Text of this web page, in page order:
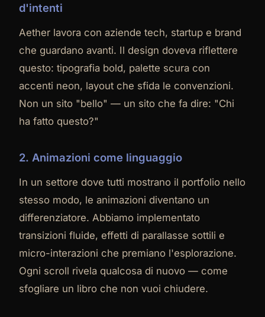
d'intenti
Aether lavora con aziende tech, startup e brand
che guardano avanti. Il design doveva riflettere
questo: tipografia bold, palette scura con
accenti neon, layout che sfida le convenzioni.
Non un sito "bello" — un sito che fa dire: "Chi
ha fatto questo?"
2. Animazioni come linguaggio
In un settore dove tutti mostrano il portfolio nello
stesso modo, le animazioni diventano un
differenziatore. Abbiamo implementato
transizioni fluide, effetti di parallasse sottili e
micro-interazioni che premiano l'esplorazione.
Ogni scroll rivela qualcosa di nuovo — come
sfogliare un libro che non vuoi chiudere.